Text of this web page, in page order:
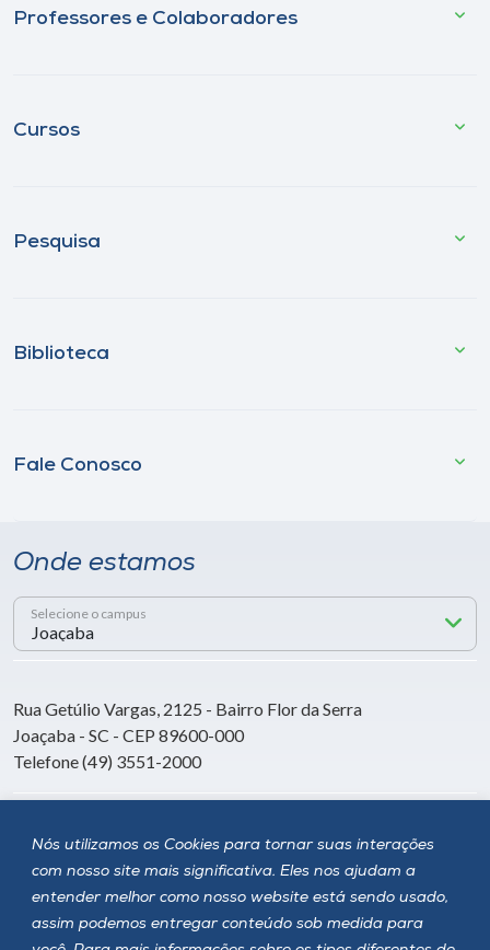
Nós utilizamos os Cookies para tornar suas interações
com nosso site mais significativa. Eles nos ajudam a
entender melhor como nosso website está sendo usado,
assim podemos entregar conteúdo sob medida para
Professores e Colaboradores
Cursos
Pesquisa
Biblioteca
Fale Conosco
Onde estamos
Selecione o campus
Rua Getúlio Vargas, 2125 - Bairro Flor da Serra
Joaçaba - SC - CEP 89600-000
Telefone (49) 3551-2000
Siga a Unoesc